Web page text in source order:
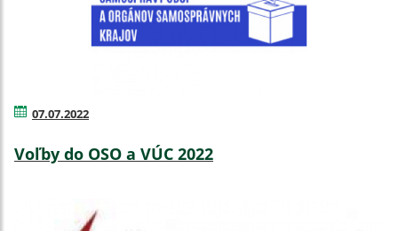
07.07.2022
Voľby do OSO a VÚC 2022